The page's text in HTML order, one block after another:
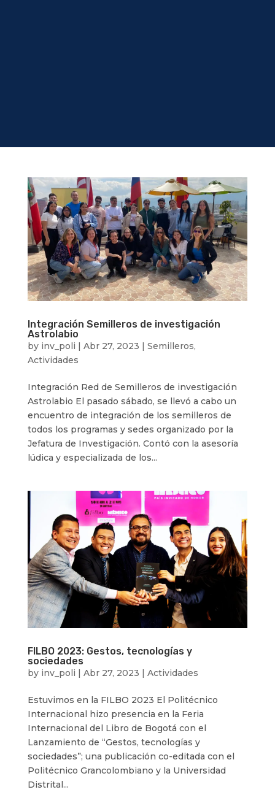
Integración Semilleros de investigación
Astrolabio
by inv_poli | Abr 27, 2023 | Semilleros,
Actividades
Integración Red de Semilleros de investigación
Astrolabio El pasado sábado, se llevó a cabo un
encuentro de integración de los semilleros de
todos los programas y sedes organizado por la
Jefatura de Investigación. Contó con la asesoría
lúdica y especializada de los...
FILBO 2023: Gestos, tecnologías y
sociedades
by inv_poli | Abr 27, 2023 | Actividades
Estuvimos en la FILBO 2023 El Politécnico
Internacional hizo presencia en la Feria
Internacional del Libro de Bogotá con el
Lanzamiento de “Gestos, tecnologías y
sociedades”; una publicación co-editada con el
Politécnico Grancolombiano y la Universidad
Distrital...